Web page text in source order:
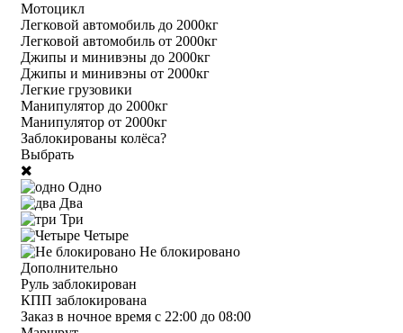
Мотоцикл
Легковой автомобиль до 2000кг
Легковой автомобиль от 2000кг
Джипы и минивэны до 2000кг
Джипы и минивэны от 2000кг
Легкие грузовики
Манипулятор до 2000кг
Манипулятор от 2000кг
Заблокированы колёса?
Выбрать
Одно
Два
Три
Четыре
Не блокировано
Дополнительно
Руль заблокирован
КПП заблокирована
Заказ в ночное время с 22:00 до 08:00